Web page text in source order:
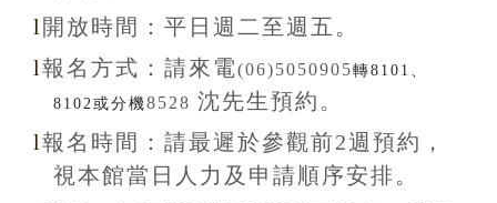
l 開放時間： 平日週二至週五。
l報名方式： 請來電(06)5050905轉8101、
8102或分機8528 沈先生預約。
l報名 時間： 請最遲於參觀前2週預約，
視本館當日人力及申請順序安排。